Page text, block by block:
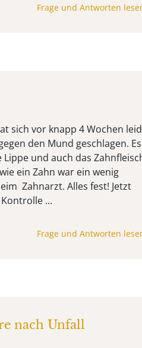
Frage und Antworten
sich vor knapp 4 Wochen
den Mund geschlagen. Es
und auch das
ein Zahn war ein wenig
Zahnarzt. Alles fest! Jetzt
...
Frage und Antworten
nach Unfall